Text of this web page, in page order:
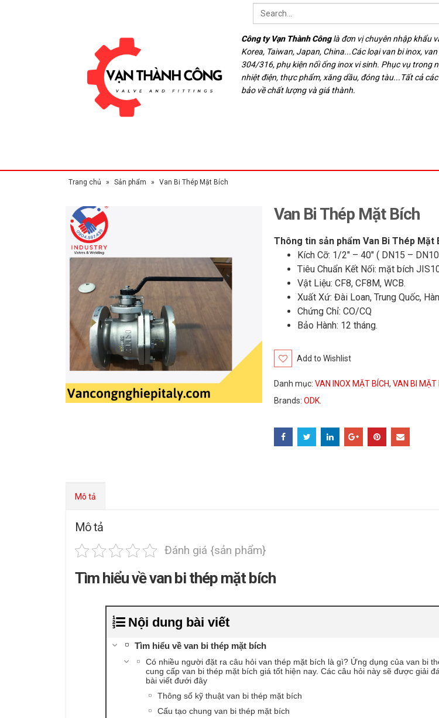
Công ty Vạn Thành Cônglà đơn vị chuyên nhập khẩu
Korea, Taiwan, Japan, China...Các loại van bi inox,
304/316, phụ kiện nối ống inox vi sinh. Phục vụ trong
nhiệt điện, thực phẩm, xăng dầu, đóng tàu...Tất cả
bảo về chất lượng và giá thành.
Trang chủ » Sản phẩm » Van Bi Thép Mặt Bích
Van Bi Thép Mặt Bích
Thông tin sản phẩm Van Bi Thép Mặt
Kích Cỡ: 1/2″ – 40″ ( DN15 –
Tiêu Chuẩn Kết Nối: mặt bích
Vật Liệu: CF8, CF8M, WCB.
Xuất Xứ: Đài Loan, Trung Quốc,
Chứng Chỉ: CO/CQ
Bảo Hành: 12 tháng.
Add to Wishlist
Danh mục:VAN INOX MẶT BÍCH,VAN BI MẶT
Brands:ODK.
Mô tả
Mô tả
Đánh giá {sản phẩm}
Tìm hiểu về van bi thép mặt bích
Nội dung bài viết
Tìm hiểu về van bi thép mặt bích
Có nhiều người đặt ra câu hỏi van thép mặt bích là gì? Ứng dụng của van bi
cung cấp van bi thép mặt bích giá tốt hiện nay. Các câu hỏi này sẽ được giải
bài viết đưới đây
Thông số kỹ thuật van bi thép mặt bích
Cấu tạo chung van bi thép mặt bích